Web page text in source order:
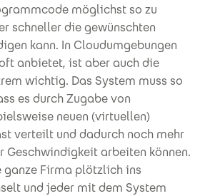
möglichst so zu
schneller die gewünschten
kann. In Cloudumgebungen
anbietet, ist aber auch die
wichtig. Das System muss so
es durch Zugabe von
neuen (virtuellen)
verteilt und dadurch noch mehr
Geschwindigkeit arbeiten können.
ganze Firma plötzlich ins
und jeder mit dem System